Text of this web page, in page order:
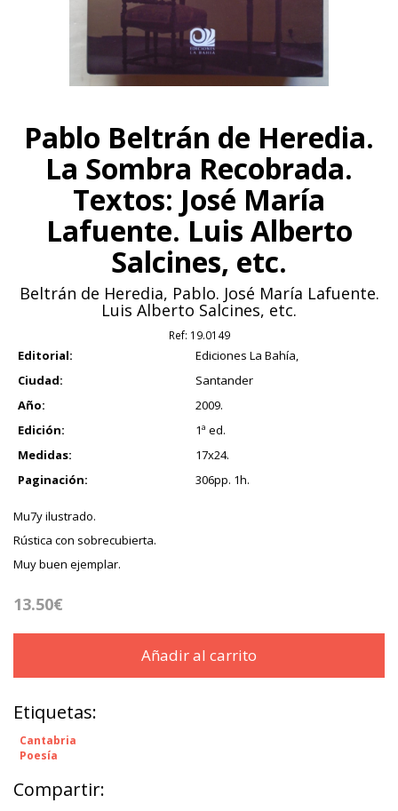
Pablo Beltrán de Heredia.
La Sombra Recobrada.
Textos: José María
Lafuente. Luis Alberto
Salcines, etc.
Beltrán de Heredia, Pablo. José María Lafuente.
Luis Alberto Salcines, etc.
Ref: 19.0149
Editorial:
Ediciones La Bahía,
Ciudad:
Santander
Año:
2009.
Edición:
1ª ed.
Medidas:
17x24.
Paginación:
306pp. 1h.
Mu7y ilustrado.
Rústica con sobrecubierta.
Muy buen ejemplar.
13.50€
Añadir al carrito
Etiquetas:
Cantabria
Poesía
Compartir: